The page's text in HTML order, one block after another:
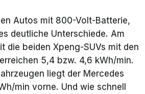
Autos mit 800-Volt-Batterie,
deutliche Unterschiede. Am
die beiden Xpeng-SUVs mit den
5,4 bzw. 4,6 kWh/min.
liegt der Mercedes
min vorne. Und wie schnell